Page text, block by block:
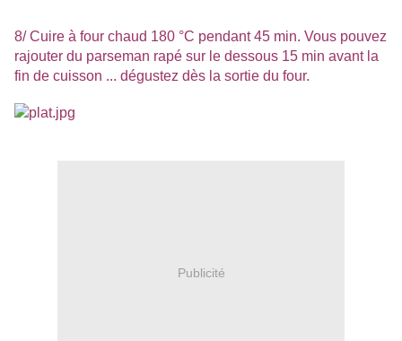
8/ Cuire à four chaud 180 °C pendant 45 min. Vous pouvez
rajouter du parseman rapé sur le dessous 15 min avant la
fin de cuisson ... dégustez dès la sortie du four.
Publicité